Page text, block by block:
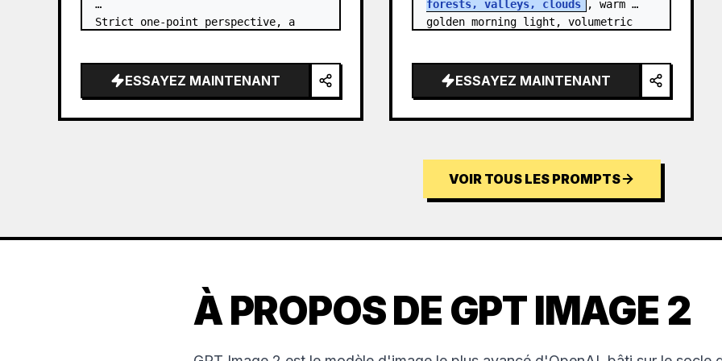
Strict one-point perspective, a
the sea of clouds from the bottom…
ESSAYEZ MAINTENANT
forests, valleys, clouds
, warm
golden morning light, volumetric
ESSAYEZ MAINTENANT
VOIR TOUS LES PROMPTS
À PROPOS DE GPT IMAGE 2